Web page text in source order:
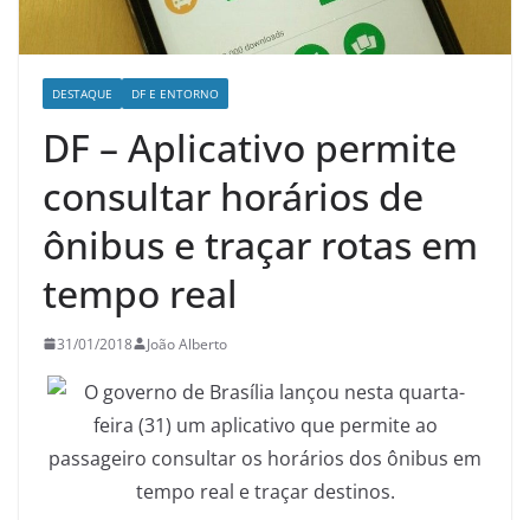
DESTAQUE DF E ENTORNO
DF – Aplicativo permite
consultar horários de
ônibus e traçar rotas em
tempo real
31/01/2018 João Alberto